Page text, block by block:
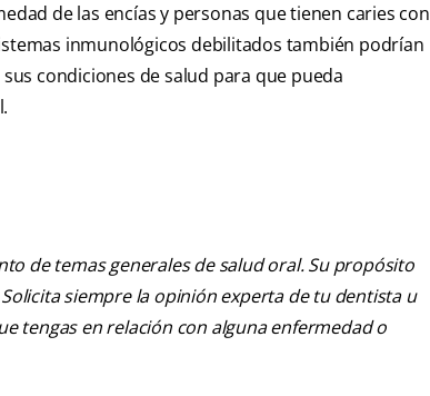
de las encías y personas que tienen caries con
inmunológicos debilitados también podrían
condiciones de salud para que pueda
de temas generales de salud oral. Su propósito
siempre la opinión experta de tu dentista u
tengas en relación con alguna enfermedad o